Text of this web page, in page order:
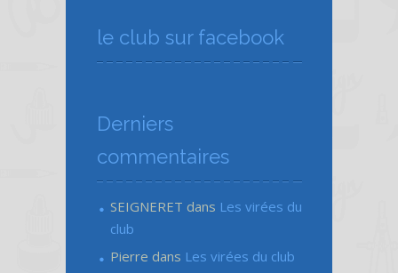
le club sur facebook
Derniers
commentaires
SEIGNERET dans Les virées du
club
Pierre dans Les virées du club